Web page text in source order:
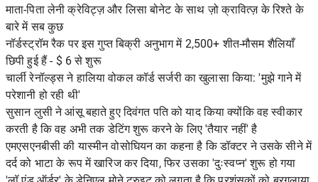
माता-पिता लेनी क्रेविट्ज़ और लिसा बोनेट के साथ ज़ो क्रावित्ज़ के रिश्ते के
बारे में सब कुछ
नॉर्डस्ट्रॉम रैक पर इस गुप्त बिक्री अनुभाग में 2,500+ शीत-मौसम शैलियाँ
छिपी हुई हैं - $ 6 से शुरू
चार्ली रेनॉल्ड्स ने हालिया वोकल कॉर्ड सर्जरी का खुलासा किया: 'मुझे गाने में
परेशानी हो रही थी'
सुसान लुसी ने आंसू बहाते हुए दिवंगत पति को याद किया क्योंकि वह स्वीकार
करती है कि वह अभी तक डेटिंग शुरू करने के लिए 'तैयार नहीं' है
एमएसएनबीसी की यास्मीन वोसोघियन का कहना है कि डॉक्टर ने उसके सीने में
दर्द को भाटा के रूप में खारिज कर दिया, फिर उसका 'दुःस्वप्न' शुरू हो गया